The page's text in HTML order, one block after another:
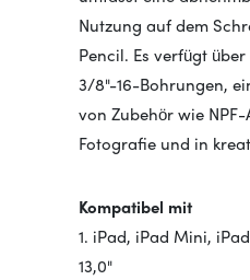
Nutzung auf dem
Pencil. Es verfügt
3/8"-16-Bohrungen,
von Zubehör wie
Fotografie und in
Kompatibel mit
1. iPad, iPad Mini,
13,0"